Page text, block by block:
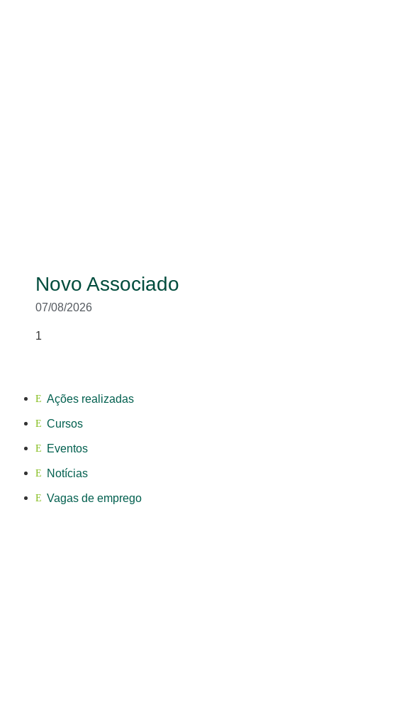
Novo Associado
07/08/2026
Ações realizadas
Cursos
Eventos
Notícias
Vagas de emprego